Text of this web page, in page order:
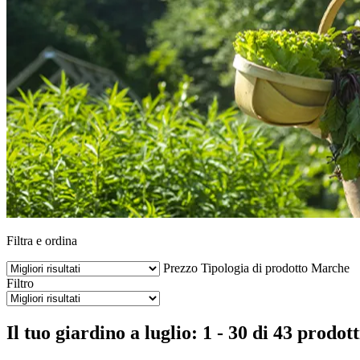
Filtra e ordina
Prezzo Tipologia di prodotto Marche
Filtro
Il tuo giardino a luglio: 1 - 30 di 43